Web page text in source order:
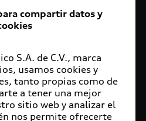
confort de conducción a
funciones y servicios
compartir datos y
S.A. de C.V., marca
usamos cookies y
tanto propias como de
a tener una mejor
sitio web y analizar el
nos permite ofrecerte